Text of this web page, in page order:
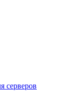
серверов